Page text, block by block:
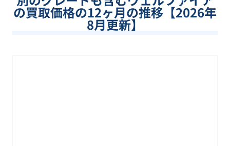
の買取価格の12ヶ月の推移【2026年
8月更新】